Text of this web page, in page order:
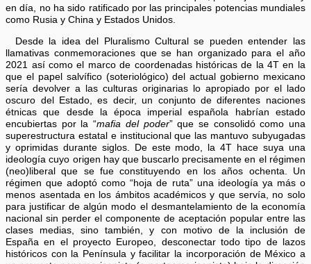
en día, no ha sido ratificado por las principales potencias mundiales
como Rusia y China y Estados Unidos.
Desde la idea del Pluralismo Cultural se pueden entender las
llamativas conmemoraciones que se han organizado para el año
2021 así como el marco de coordenadas históricas de la 4T en la
que el papel salvífico (soteriológico) del actual gobierno mexicano
sería devolver a las culturas originarias lo apropiado por el lado
oscuro del Estado, es decir, un conjunto de diferentes naciones
étnicas que desde la época imperial española habrían estado
encubiertas por la “mafia del poder” que se consolidó como una
superestructura estatal e institucional que las mantuvo subyugadas
y oprimidas durante siglos. De este modo, la 4T hace suya una
ideología cuyo origen hay que buscarlo precisamente en el régimen
(neo)liberal que se fue constituyendo en los años ochenta. Un
régimen que adoptó como “hoja de ruta” una ideología ya más o
menos asentada en los ámbitos académicos y que servía, no solo
para justificar de algún modo el desmantelamiento de la economía
nacional sin perder el componente de aceptación popular entre las
clases medias, sino también, y con motivo de la inclusión de
España en el proyecto Europeo, desconectar todo tipo de lazos
históricos con la Península y facilitar la incorporación de México a